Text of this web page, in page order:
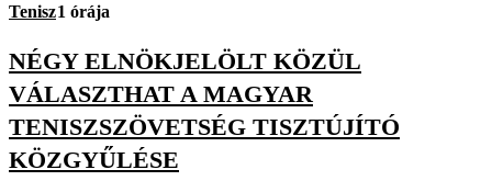
Tenisz1 órája
NÉGY ELNÖKJELÖLT KÖZÜL
VÁLASZTHAT A MAGYAR
TENISZSZÖVETSÉG TISZTÚJÍTÓ
KÖZGYŰLÉSE